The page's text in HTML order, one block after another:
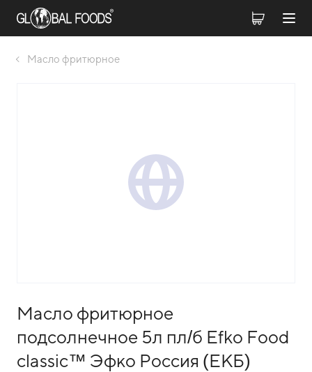
Масло фритюрное
Масло фритюрное
подсолнечное 5л пл/б Efko Food
classic™ Эфко Россия (ЕКБ)